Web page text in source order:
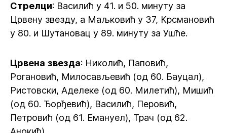
Стрелци: Василић у 41. и 50. минуту за
Црвену звезду, а Маљковић у 37, Крсмановић
у 80. и Шутановац у 89. минуту за Ушће.
Црвена звезда: Николић, Паповић,
Рогановић, Милосављевић (од 60. Бауцал),
Ристовски, Аделеке (од 60. Милетић), Мишић
(од 60. Ђорђевић), Василић, Перовић,
Петровић (од 61. Емануел), Трач (од 62.